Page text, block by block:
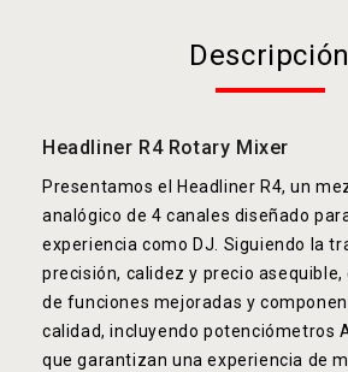
Descripción
Headliner R4 Rotary Mixer
Presentamos el Headliner R4, un
analógico de 4 canales diseñado
experiencia como DJ. Siguiendo la
precisión, calidez y precio
de funciones mejoradas y
calidad, incluyendo potenciómetros
que garantizan una experiencia de